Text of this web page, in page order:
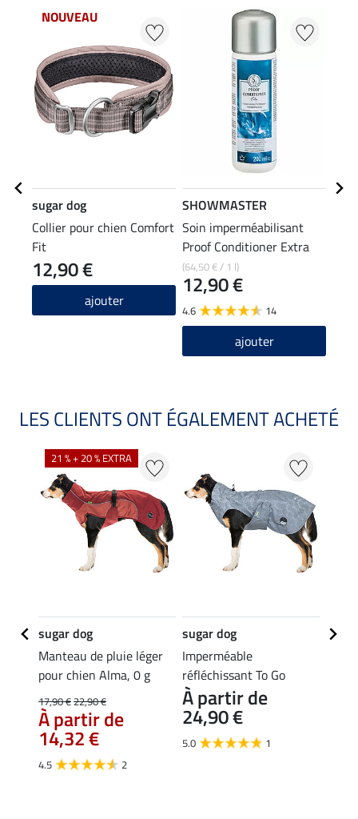
NOUVEAU
sugar dog
Collier pour chien Comfort
Fit
12,90 €
ajouter
SHOWMASTER
Soin imperméabilisant
Proof Conditioner Extra
(64,50 € / 1 l)
12,90 €
4.6 14
ajouter
LES CLIENTS ONT ÉGALEMENT ACHETÉ
21 % + 20 % EXTRA
sugar dog
Manteau de pluie léger
pour chien Alma, 0 g
17,90 €22,90 €
À partir de
14,32 €
4.5 2
sugar dog
Imperméable
réfléchissant To Go
À partir de
24,90 €
5.0 1